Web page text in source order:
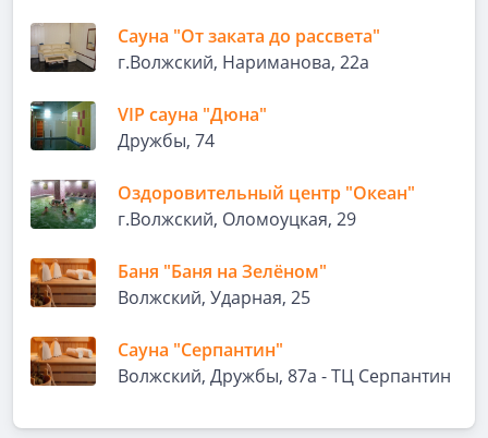
Сауна "От заката до рассвета"
г.Волжский, Нариманова, 22а
VIP сауна "Дюна"
Дружбы, 74
Оздоровительный центр "Океан"
г.Волжский, Оломоуцкая, 29
Баня "Баня на Зелёном"
Волжский, Ударная, 25
Сауна "Серпантин"
Волжский, Дружбы, 87а - ТЦ Серпантин